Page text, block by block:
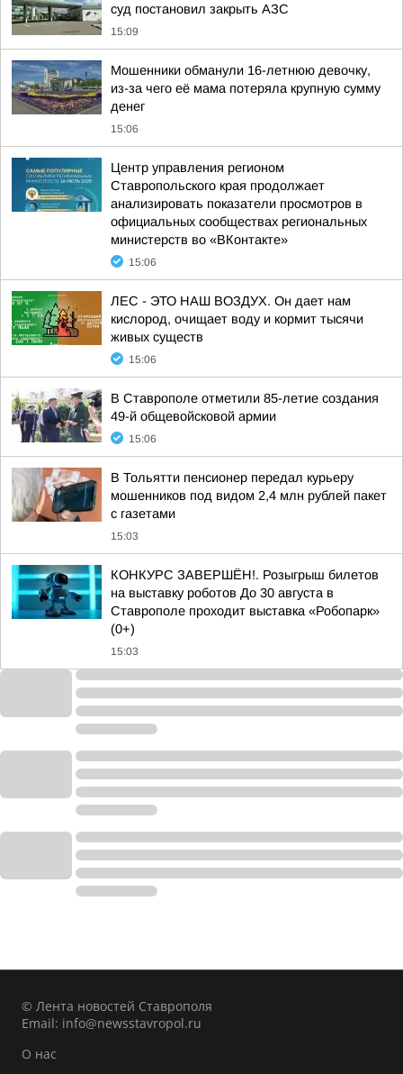
суд постановил закрыть АЗС
15:09
Мошенники обманули 16-летнюю девочку,
из-за чего её мама потеряла крупную сумму
денег
15:06
Центр управления регионом
Ставропольского края продолжает
анализировать показатели просмотров в
официальных сообществах региональных
министерств во «ВКонтакте»
15:06
ЛЕС - ЭТО НАШ ВОЗДУХ. Он дает нам
кислород, очищает воду и кормит тысячи
живых существ
15:06
В Ставрополе отметили 85-летие создания
49-й общевойсковой армии
15:06
В Тольятти пенсионер передал курьеру
мошенников под видом 2,4 млн рублей пакет
с газетами
15:03
КОНКУРС ЗАВЕРШЁН!. Розыгрыш билетов
на выставку роботов До 30 августа в
Ставрополе проходит выставка «Робопарк»
(0+)
15:03
© Лента новостей Ставрополя
Email: info@newsstavropol.ru
О нас